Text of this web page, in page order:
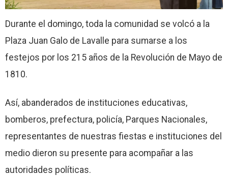
Durante el domingo, toda la comunidad se volcó a la
Plaza Juan Galo de Lavalle para sumarse a los
festejos por los 215 años de la Revolución de Mayo de
1810.
Así, abanderados de instituciones educativas,
bomberos, prefectura, policía, Parques Nacionales,
representantes de nuestras fiestas e instituciones del
medio dieron su presente para acompañar a las
autoridades políticas.